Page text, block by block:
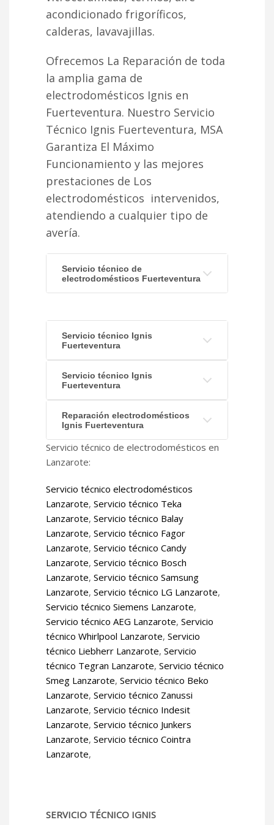
acondicionado frigoríficos,
calderas, lavavajillas.
Ofrecemos La Reparación de toda
la amplia gama de
electrodomésticos Ignis en
Fuerteventura. Nuestro Servicio
Técnico Ignis Fuerteventura, MSA
Garantiza El Máximo
Funcionamiento y las mejores
prestaciones de Los
electrodomésticos intervenidos,
atendiendo a cualquier tipo de
avería.
Servicio técnico de
electrodomésticos Fuerteventura
Servicio técnico Ignis
Fuerteventura
Servicio técnico Ignis
Fuerteventura
Reparación electrodomésticos
Ignis Fuerteventura
Servicio técnico de electrodomésticos en
Lanzarote:
Servicio técnico electrodomésticos
Lanzarote, Servicio técnico Teka
Lanzarote, Servicio técnico Balay
Lanzarote, Servicio técnico Fagor
Lanzarote, Servicio técnico Candy
Lanzarote, Servicio técnico Bosch
Lanzarote, Servicio técnico Samsung
Lanzarote, Servicio técnico LG Lanzarote,
Servicio técnico Siemens Lanzarote,
Servicio técnico AEG Lanzarote, Servicio
técnico Whirlpool Lanzarote, Servicio
técnico Liebherr Lanzarote, Servicio
técnico Tegran Lanzarote, Servicio técnico
Smeg Lanzarote, Servicio técnico Beko
Lanzarote, Servicio técnico Zanussi
Lanzarote, Servicio técnico Indesit
Lanzarote, Servicio técnico Junkers
Lanzarote, Servicio técnico Cointra
Lanzarote,
SERVICIO TÉCNICO IGNIS